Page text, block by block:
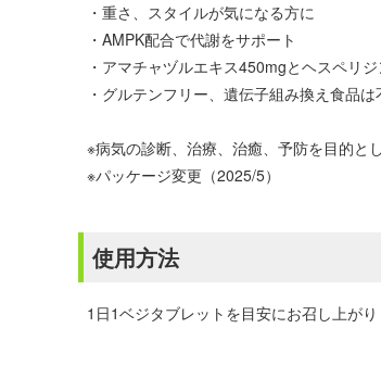
・重さ、スタイルが気になる方に
・AMPK配合で代謝をサポート
・アマチャヅルエキス450mgとヘスペリ
・グルテンフリー、遺伝子組み換え食品は
※病気の診断、治療、治癒、予防を目的と
※パッケージ変更（2025/5）
使用方法
1日1ベジタブレットを目安にお召し上がり